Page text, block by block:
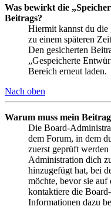
Was bewirkt die
Beitrags?
Hiermit kannst du die
zu einem späteren
Den gesicherten
„Gespeicherte
Bereich erneut laden.
Nach oben
Warum muss mein
Die Board-
dem Forum, in dem
zuerst geprüft
Administration dich
hinzugefügt hat, bei
möchte, bevor sie
kontaktiere die
Informationen dazu